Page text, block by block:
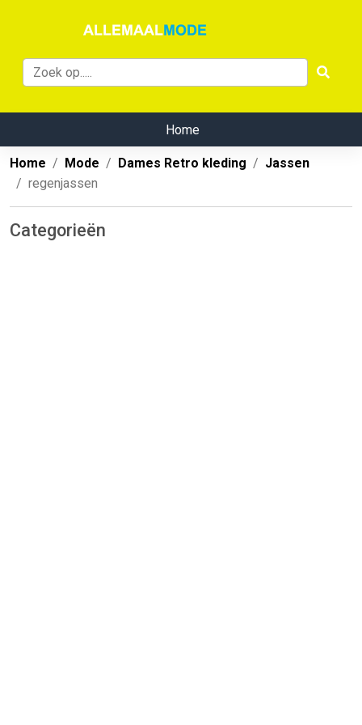
Home
Home Mode Dames Retro kleding
Jassen
regenjassen
Categorieën